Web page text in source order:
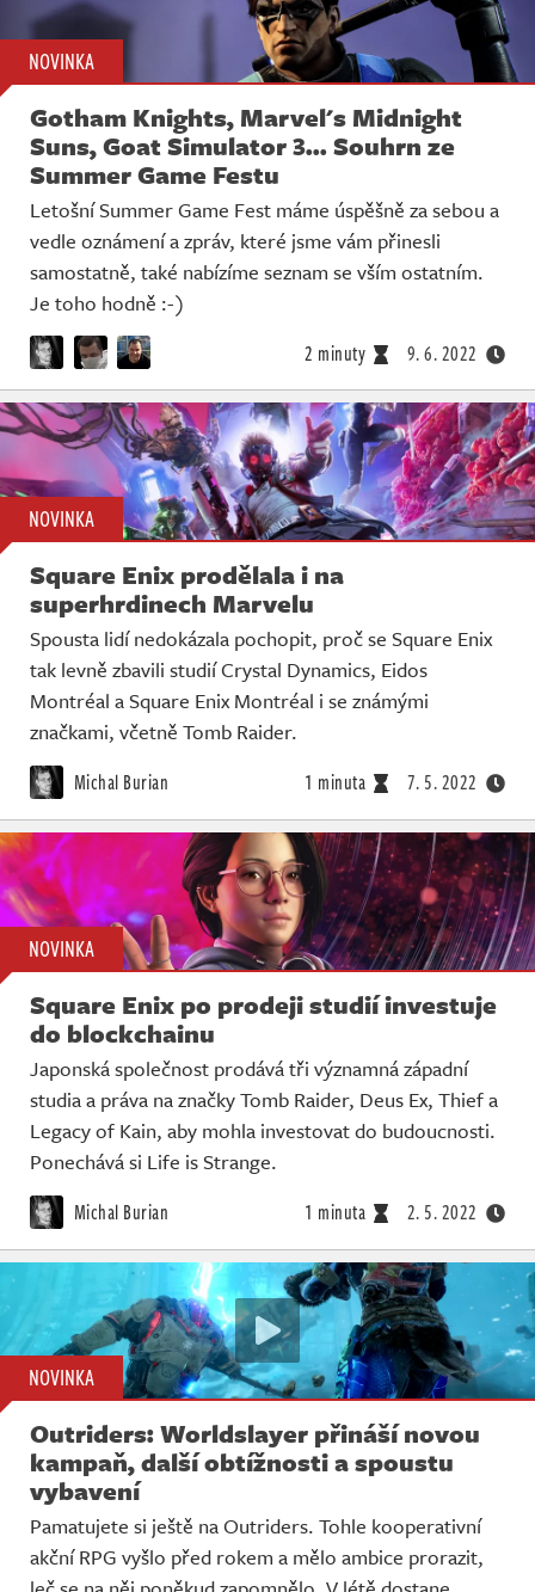
NOVINKA
Gotham Knights, Marvel's Midnight
Suns, Goat Simulator 3... Souhrn ze
Summer Game Festu
Letošní Summer Game Fest máme úspěšně za sebou a
vedle oznámení a zpráv, které jsme vám přinesli
samostatně, také nabízíme seznam se vším ostatním.
Je toho hodně :-)
2 minuty 9. 6. 2022
NOVINKA
Square Enix prodělala i na
superhrdinech Marvelu
Spousta lidí nedokázala pochopit, proč se Square Enix
tak levně zbavili studií Crystal Dynamics, Eidos
Montréal a Square Enix Montréal i se známými
značkami, včetně Tomb Raider.
Michal Burian 1 minuta 7. 5. 2022
NOVINKA
Square Enix po prodeji studií investuje
do blockchainu
Japonská společnost prodává tři významná západní
studia a práva na značky Tomb Raider, Deus Ex, Thief a
Legacy of Kain, aby mohla investovat do budoucnosti.
Ponechává si Life is Strange.
Michal Burian 1 minuta 2. 5. 2022
NOVINKA
Outriders: Worldslayer přináší novou
kampaň, další obtížnosti a spoustu
vybavení
Pamatujete si ještě na Outriders. Tohle kooperativní
akční RPG vyšlo před rokem a mělo ambice prorazit,